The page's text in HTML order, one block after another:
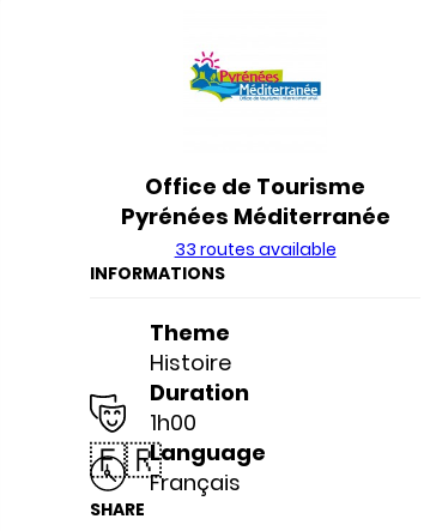
Office de Tourisme
Pyrénées Méditerranée
33 routes available
INFORMATIONS
Theme
Histoire
Duration
1h00
🇫🇷Language
Français
SHARE